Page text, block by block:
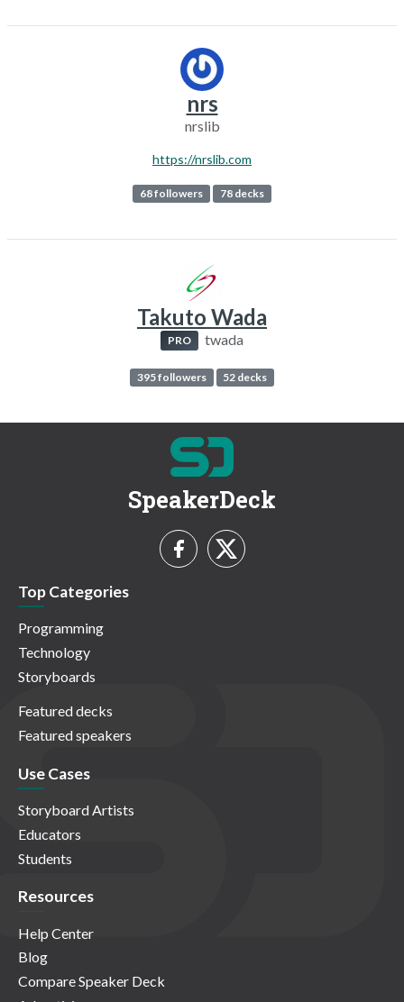
nrs
nrslib
https://nrslib.com
68 followers 78 decks
Takuto Wada
PRO twada
395 followers 52 decks
SpeakerDeck
Top Categories
Programming
Technology
Storyboards
Featured decks
Featured speakers
Use Cases
Storyboard Artists
Educators
Students
Resources
Help Center
Blog
Compare Speaker Deck